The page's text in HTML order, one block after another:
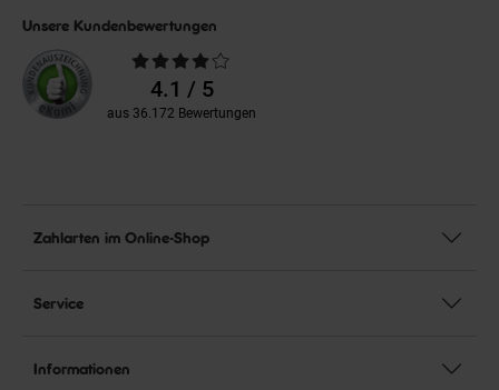
Unsere Kundenbewertungen
Durchschnittliche
Bewertungen4.1 / 5
aus 36.172 Bewertungen
Zahlarten im Online-Shop
Service
Informationen